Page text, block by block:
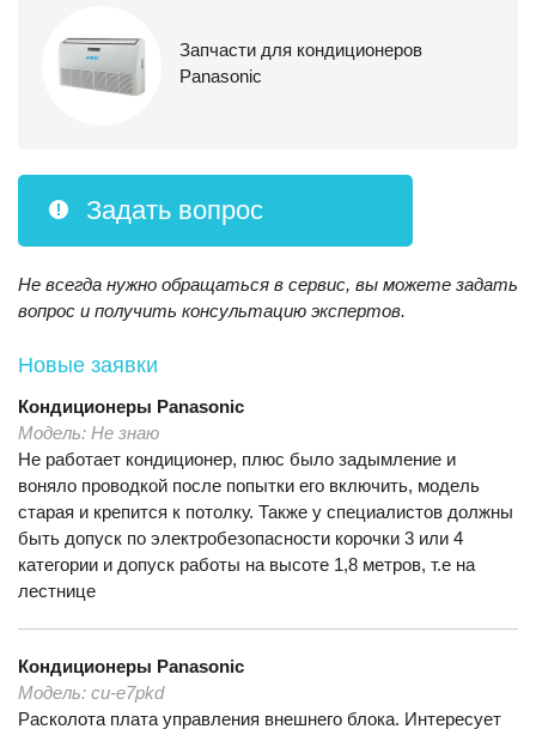
Запчасти для кондиционеров
Panasonic
Задать вопрос
Не всегда нужно обращаться в сервис, вы можете задать
вопрос и получить консультацию экспертов.
Новые заявки
Кондиционеры Panasonic
Модель: Не знаю
Не работает кондиционер, плюс было задымление и
воняло проводкой после попытки его включить, модель
старая и крепится к потолку. Также у специалистов должны
быть допуск по электробезопасности корочки 3 или 4
категории и допуск работы на высоте 1,8 метров, т.е на
лестнице
Кондиционеры Panasonic
Модель: cu-e7pkd
Расколота плата управления внешнего блока. Интересует